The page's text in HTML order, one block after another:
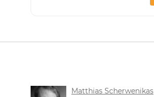
Matthias Scherwenikas